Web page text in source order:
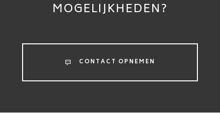
MOGELIJKHEDEN?
CONTACT OPNEMEN